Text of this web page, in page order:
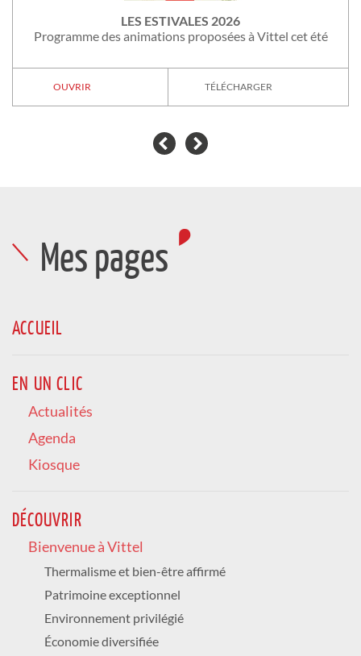
extérieures
Centre Préparation Omnisports (CPO)
Animation / Sport / Jeunesse
DU DIMANCHE 07 JUIN 2026 AU DIMANCHE
Les dimanches - 16h
Parc thermal
9h à 11h et 15h à 17h
158 avenue Bouloumié
CAFÉ CÉRAMIQUE
Animation
SAMEDI 08 AOÛT 2026
Galerie thermale
DUO VOICE'N SAX
Culture /
DU LUNDI 10 AOÛT 2026 AU DIMANCHE 16
AOÛT 2026
lundi au samedi 14h-19h / dimanche, jour
LES ESTIVALES 2026
Programme des animations proposées à Vittel cet été
OUVRIR TÉLÉCHARGER
Mes pages
ACCUEIL
EN UN CLIC
Actualités
Agenda
Kiosque
DÉCOUVRIR
Bienvenue à Vittel
Thermalisme et bien-être affirmé
Patrimoine exceptionnel
Environnement privilégié
Économie diversifiée